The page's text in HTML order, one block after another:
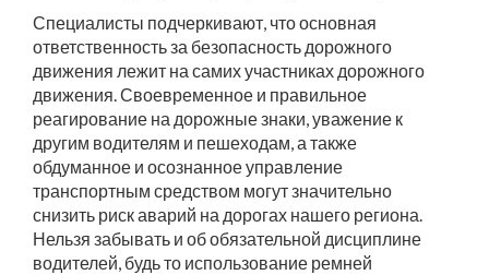
Специалисты подчеркивают, что основная
ответственность за безопасность дорожного
движения лежит на самих участниках дорожного
движения. Своевременное и правильное
реагирование на дорожные знаки, уважение к
другим водителям и пешеходам, а также
обдуманное и осознанное управление
транспортным средством могут значительно
снизить риск аварий на дорогах нашего региона.
Нельзя забывать и об обязательной дисциплине
водителей, будь то использование ремней